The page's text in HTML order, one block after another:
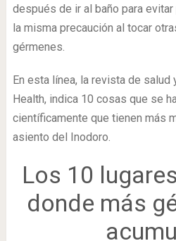
después de ir al baño para
la misma precaución al tocar
gérmenes.
En esta línea, la revista de salud
Health, indica 10 cosas que se
científicamente que tienen más
asiento del Inodoro.
Los 10
donde más